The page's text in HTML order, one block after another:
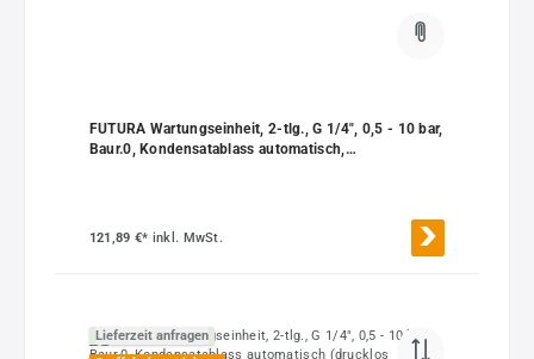
FUTURA Wartungseinheit, 2-tlg., G 1/4", 0,5 - 10 bar,
Baur.0, Kondensatablass automatisch,
121,89 €* inkl. MwSt.
Lieferzeit anfragen